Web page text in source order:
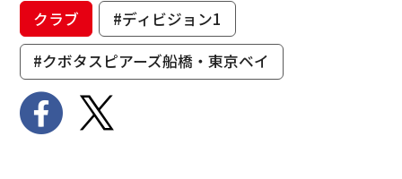
クラブ
#ディビジョン1
#クボタスピアーズ船橋・東京ベイ